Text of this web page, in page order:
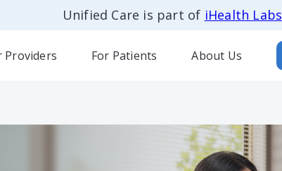
Unified Care is part of iHealth Labs
Providers For Patients About Us